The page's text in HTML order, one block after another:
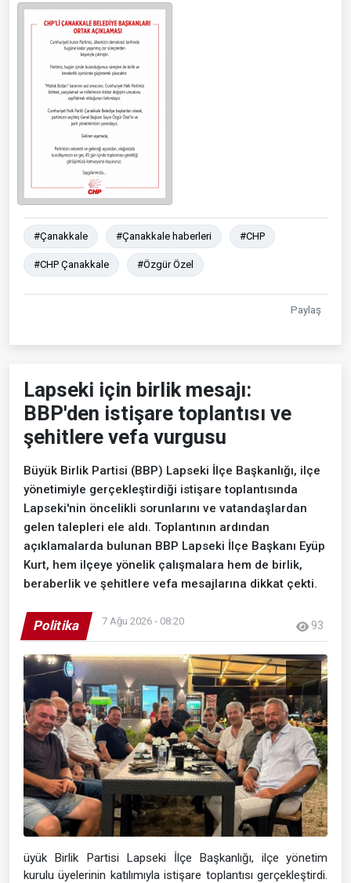
#Çanakkale #Çanakkale haberleri #CHP
#CHP Çanakkale #Özgür Özel
Paylaş
Lapseki için birlik mesajı:
BBP'den istişare toplantısı ve
şehitlere vefa vurgusu
Büyük Birlik Partisi (BBP) Lapseki İlçe Başkanlığı, ilçe
yönetimiyle gerçekleştirdiği istişare toplantısında
Lapseki'nin öncelikli sorunlarını ve vatandaşlardan
gelen talepleri ele aldı. Toplantının ardından
açıklamalarda bulunan BBP Lapseki İlçe Başkanı Eyüp
Kurt, hem ilçeye yönelik çalışmalara hem de birlik,
beraberlik ve şehitlere vefa mesajlarına dikkat çekti.
Politika 7 Ağu 2026 - 08:20 93
üyük Birlik Partisi Lapseki İlçe Başkanlığı, ilçe yönetim
kurulu üyelerinin katılımıyla istişare toplantısı gerçekleştirdi.